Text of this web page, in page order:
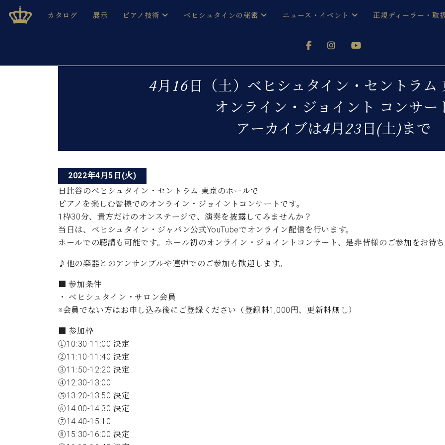
ベヒシュタインジャパン公式サイト
BECHSTEIN JAPAN Official Site
カタログ
C.ベヒシュタイン コンサート/C.ベヒシュタイン レジデンス
C.ベヒシュタイン コンサート
グランドピアノ
C.ベヒシュタイン コンサート
アップライトピアノ
C.ベヒシュタイン アカデミー
W.ホフマン プロフェッショナル
W.ホフマン ヴィジョン
C.BECHSTEIN Digital(ベヒシュタイン デジタル)
展示 ピアノ技術
音色とタッチ
ベヒシュタイン・ジャパンの取り組
ピアノ製造番号
ベヒシュタインの秘密
ブランドヒストリー
音楽家達の声
ベヒシュタインの音色
納入実績 ホール・スタジオ
納入実績 音楽教室
ご愛用者の声
ニュース・イベント
メルマガ会員登録ご案内
(入荷情報等)
プレスリリース
(お知らせ・メディア情報)
キャンペーン
レッスンイベント
代理店主催イベント
正規ディーラー・取
ベヒシュタイン・シューレ音楽教室
ホール・スタジオレンタル
ホール・スタジオ空き状況
動画収録サービス
ピアノのコンシェルジュ
セントラム東京のご案内(PDF)
アフターサービス(調律)
お問い合わせ
尾山調律師のブログ Die Musikgasse（音楽の小道）
4月16日（土）ベヒシュタイン・セントラム
オンライン・ジョイント コンサー
アーカイブは4月23日(土)まで
2022年4月5日(火)
日比谷のベヒシュタイン・セントラム 東京のホールで
ピアノを楽しむ皆様でのオンライン・ジョイントコンサートです。
1枠30分、貴方だけのオンステージで、演奏を披露してみませんか？
当日は、ベヒシュタイン・ジャパン公式YouTubeでオンライン配信を行います。
ホールでの聴講も可能です。ホール初のオンライン・ジョイントコンサート、是非皆様のご参加をお待
♪他の楽器とのアンサンブルや連弾でのご参加も歓迎します。
■ 参加条件
・ ベヒシュタイン・サロン会員
※会員でない方はお申し込み後にご登録ください（登録料1,000円、更新料無し）
■ 参加枠
①10:30-11:00 決定
②11:10-11:40 決定
③11:50-12:20 決定
④12:30-13:00
⑤13:20-13:50 決定
⑥14:00-14:30 決定
⑦14:40-15:10
⑧15:30-16:00 決定
ゲ
ー
シ
ョ
ン